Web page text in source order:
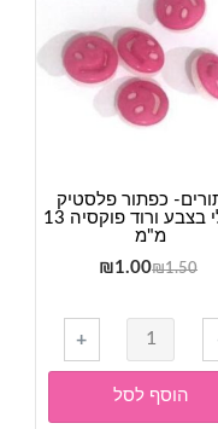
כפתור פלסטיק
סמיילי בצבע ורוד פוקסיה 13
מ"מ
₪1.50
המחיר
היה:
₪1.50.
₪1.00
המחיר
הוא:
₪1.00.
כמות
של
כפתורים-
כפתור
+
הוסף לסל